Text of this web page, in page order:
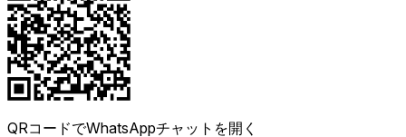
QRコードでWhatsAppチャットを開く